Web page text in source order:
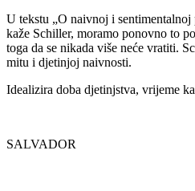
U tekstu „O naivnoj i
kaže Schiller, moramo ponovno to
toga da se nikada više neće vratiti.
mitu i djetinjoj naivnosti.
Idealizira doba djetinjstva, vrijeme
SALVADOR